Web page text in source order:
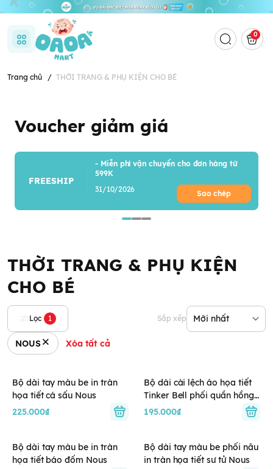
0
Trang chủ / THỜI TRANG & PHỤ KIỆN CHO BÉ
Voucher giảm giá
FREESHIP
- Miễn phí vận chuyển cho đơn hàng từ
599K
31/10/2026
Sao chép
THỜI TRANG & PHỤ KIỆN
CHO BÉ
Lọc 1 Sắp xếp
NOUS Xóa tất cả
Bộ dài tay màu be in tràn
họa tiết cá sấu Nous
225.000₫
Bộ dài cài lệch áo họa tiết
Tinker Bell phối quần hồng
Nous
195.000₫
Bộ dài tay màu be in tràn
họa tiết báo đốm Nous
Bộ dài tay màu be phối nâu
in tràn họa tiết sư tử Nous